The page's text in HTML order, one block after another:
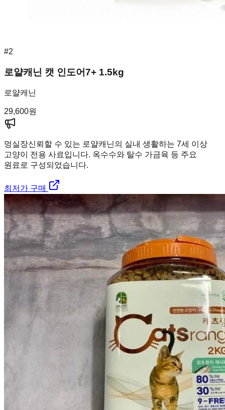
#2
로얄캐닌 캣 인도어7+ 1.5kg
로얄캐닌
29,600원
멍실장신뢰할 수 있는 로얄캐닌의 실내 생활하는 7세 이상
고양이 전용 사료입니다. 옥수수와 탈수 가금육 등 주요
원료로 구성되었습니다.
최저가 구매